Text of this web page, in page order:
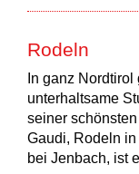
Rodeln
In ganz
unterhaltsame
seiner
Gaudi, Rodeln
bei Jenbach, ist